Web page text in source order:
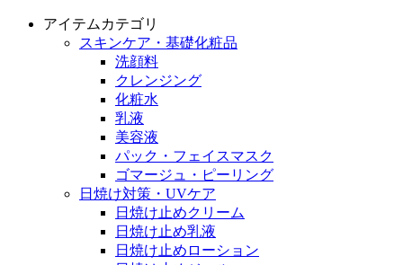
アイテムカテゴリ
スキンケア・基礎化粧品
洗顔料
クレンジング
化粧水
乳液
美容液
パック・フェイスマスク
ゴマージュ・ピーリング
日焼け対策・UVケア
日焼け止めクリーム
日焼け止め乳液
日焼け止めローション